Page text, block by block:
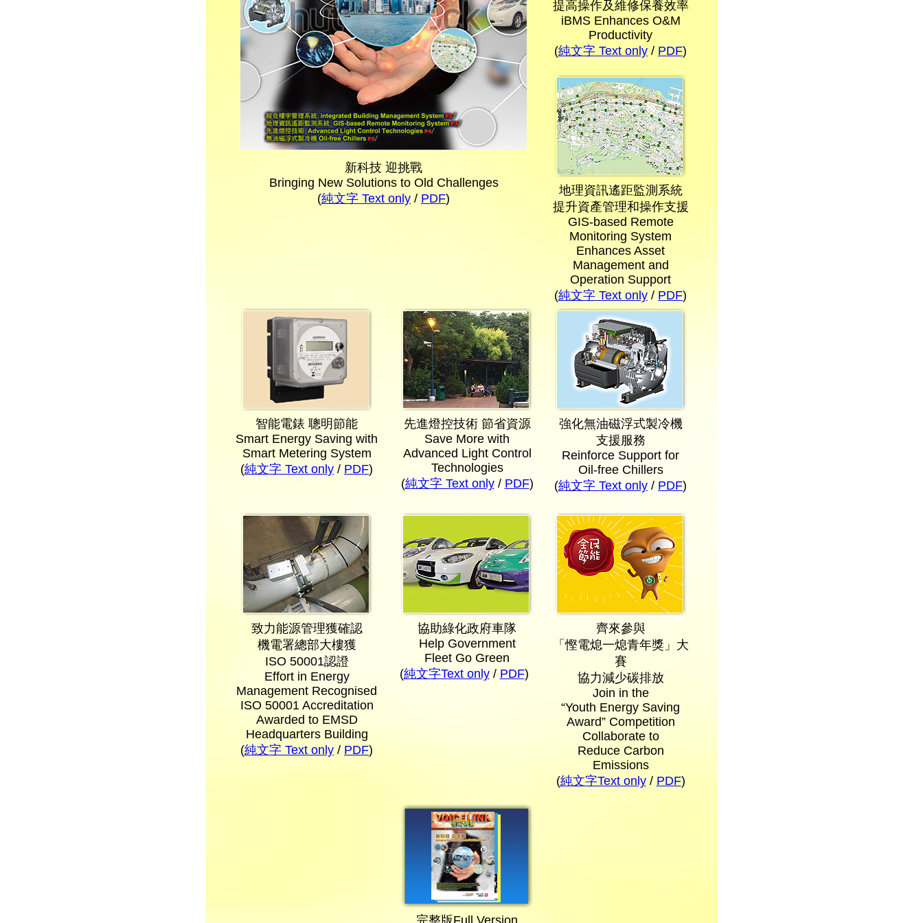
新科技 迎挑戰
Bringing New Solutions to Old Challenges
(純文字 Text only / PDF)
提高操作及維修保養效率
iBMS Enhances O&M
Productivity
(純文字 Text only / PDF)
地理資訊遙距監測系統
提升資產管理和操作支援
GIS-based Remote
Monitoring System
Enhances Asset
Management and
Operation Support
(純文字 Text only / PDF)
智能電錶 聰明節能
Smart Energy Saving with
Smart Metering System
(純文字 Text only / PDF)
先進燈控技術 節省資源
Save More with
Advanced Light Control
Technologies
(純文字 Text only/ PDF)
強化無油磁浮式製冷機
支援服務
Reinforce Support for
Oil-free Chillers
(純文字 Text only / PDF)
致力能源管理獲確認
機電署總部大樓獲
ISO 50001認證
Effort in Energy
Management Recognised
ISO 50001 Accreditation
Awarded to EMSD
Headquarters Building
(純文字 Text only / PDF)
協助綠化政府車隊
Help Government
Fleet Go Green
(純文字Text only/ PDF)
齊來參與
「慳電熄一熄青年獎」大
賽
協力減少碳排放
Join in the
“Youth Energy Saving
Award” Competition
Collaborate to
Reduce Carbon
Emissions
(純文字Text only/ PDF)
完整版Full Version